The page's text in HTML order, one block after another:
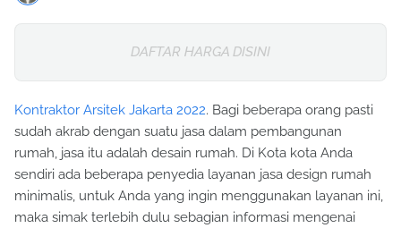
DAFTAR HARGA DISINI
Kontraktor Arsitek Jakarta 2022. Bagi beberapa orang pasti
sudah akrab dengan suatu jasa dalam pembangunan
rumah, jasa itu adalah desain rumah. Di Kota kota Anda
sendiri ada beberapa penyedia layanan jasa design rumah
minimalis, untuk Anda yang ingin menggunakan layanan ini,
maka simak terlebih dulu sebagian informasi mengenai